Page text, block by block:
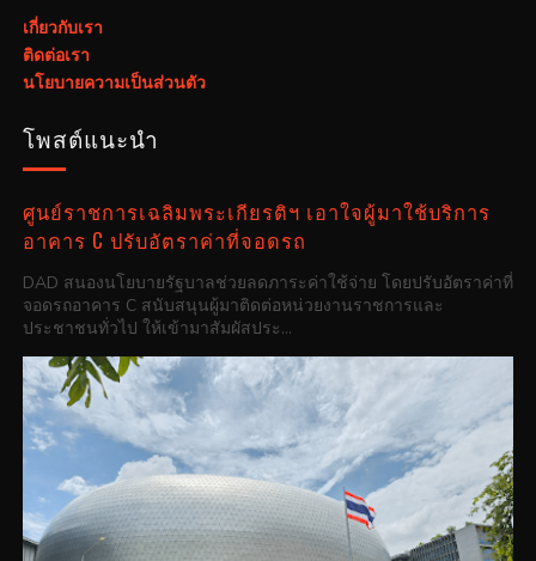
เกี่ยวกับเรา
ติดต่อเรา
นโยบายความเป็นส่วนตัว
โพสต์แนะนำ
ศูนย์ราชการเฉลิมพระเกียรติฯ เอาใจผู้มาใช้บริการ
อาคาร C ปรับอัตราค่าที่จอดรถ
DAD สนองนโยบายรัฐบาลช่วยลดภาระค่าใช้จ่าย โดยปรับอัตราค่าที่
จอดรถอาคาร C สนับสนุนผู้มาติดต่อหน่วยงานราชการและ
ประชาชนทั่วไป ให้เข้ามาสัมผัสประ...